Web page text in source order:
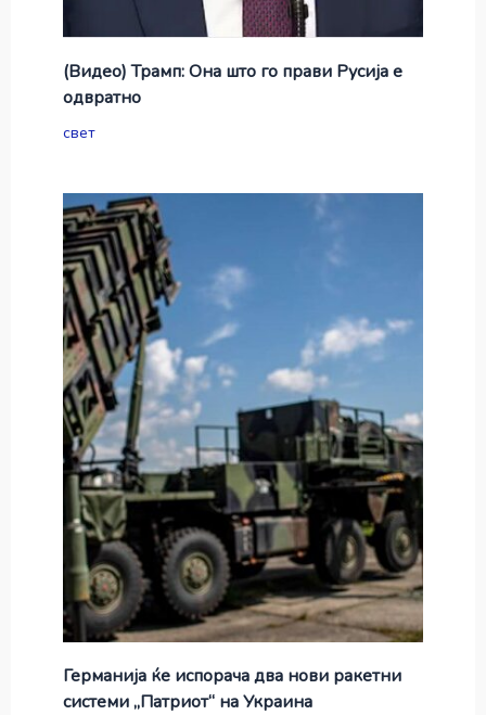
(Видео) Трамп: Она што го прави Русија е
одвратно
свет
Германија ќе испорача два нови ракетни
системи „Патриот“ на Украина